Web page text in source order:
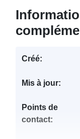
Créé:
Mis à jour:
Points de
contact: